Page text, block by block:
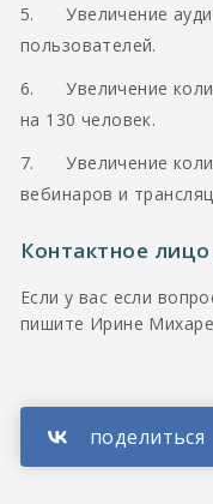
5. Увеличение
пользователей.
6. Увеличение
на 130 человек.
7. Увеличение
вебинаров и
Контактное
Если у вас если
пишите Ирине